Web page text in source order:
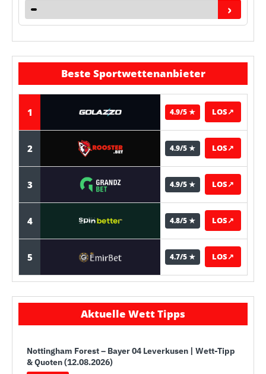
›
Beste Sportwettenanbieter
1 4.9/5 ★ LOS↗
2 4.9/5 ★ LOS↗
3 4.9/5 ★ LOS↗
4 4.8/5 ★ LOS↗
5 4.7/5 ★ LOS↗
Aktuelle Wett Tipps
Nottingham Forest – Bayer 04 Leverkusen | Wett-Tipp
& Quoten (12.08.2026)